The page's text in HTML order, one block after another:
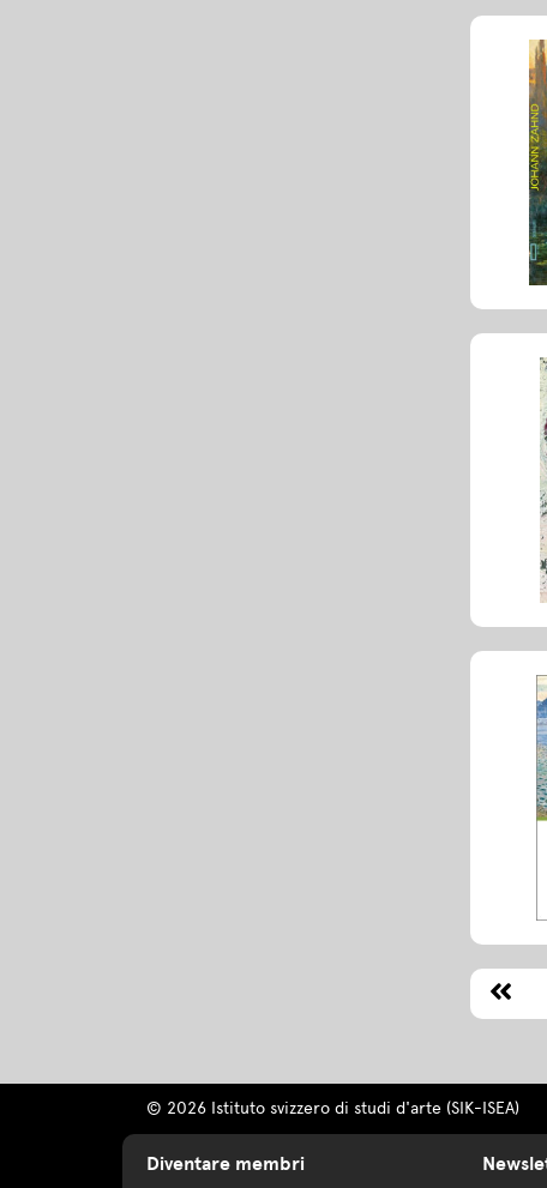
© 2026 Istituto svizzero di studi d'arte (SIK-ISEA)
Diventare membri